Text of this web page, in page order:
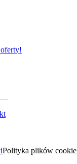
Polityka plików cookie